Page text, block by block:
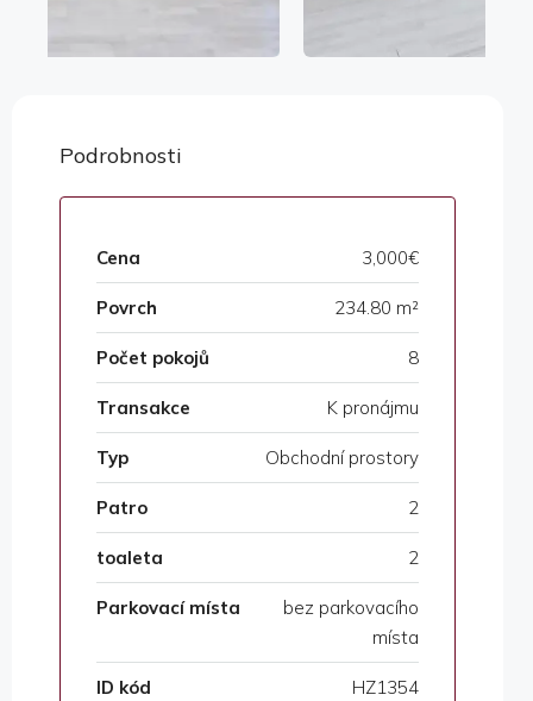
Podrobnosti
Cena 3,000€
Povrch 234.80 m²
Počet pokojů 8
Transakce K pronájmu
Typ Obchodní prostory
Patro 2
toaleta 2
Parkovací místa
bez parkovacího
místa
ID kód HZ1354